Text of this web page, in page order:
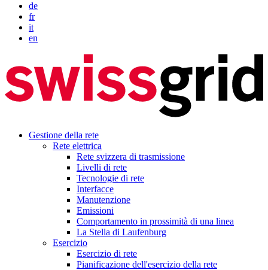
de
fr
it
en
Gestione della rete
Rete elettrica
Rete svizzera di trasmissione
Livelli di rete
Tecnologie di rete
Interfacce
Manutenzione
Emissioni
Comportamento in prossimità di una linea
La Stella di Laufenburg
Esercizio
Esercizio di rete
Pianificazione dell'esercizio della rete